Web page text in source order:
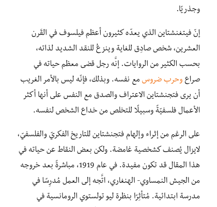
وجذريًا.
إنّ فيتغنشتاين الذي يعدّه كثيرون أعظم فيلسوف في القَرن
العشرين، شخص صادِق للغاية وينزعُ للنقد الشديد لذاته،
بحسب الكثير من الروايات. إنَّه رجل قضى معظم حياته في
صراع وحرب ضروس مع نفسه. وبذلك، فإنّه ليس بالأمر الغريب
أن يرى فتجنشتاين الاعتراف والصدق مع النفس على أنها أكثر
الأعمال فلسفيّةً وسبيلًا للتخلص من خداع الشخص لنفسه.
على الرغم من إثراء وإلهام فتجنشتاين للتاريخ الفكريّ والفلسفيّ،
لايزال يُصنف كشخصية غامضة. ولكن بعض النقاط عن حياته في
هذا المقال قد تكون مفيدة. في عام 1919، مباشرةً بعد خروجه
من الجيش النمساوي- الهنغاري، اتَّجه إلى العمل مُدرِسًا في
مدرسة ابتدائية. مُتأثِرًا بنظرة ليو تولستوي الرومانسية في